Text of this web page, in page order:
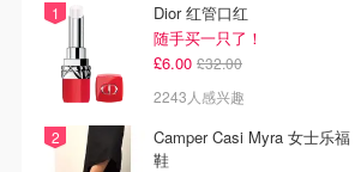
Dior 红管口红
随手买一只了！
£6.00 £32.00
2243人感兴趣
Camper Casi Myra 女士乐福
鞋